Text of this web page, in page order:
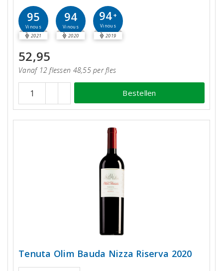
95
Vinous
2021
94
Vinous
2020
94+
Vinous
2019
52,95
Vanaf 12 flessen 48,55 per fles
Bestellen
Tenuta Olim Bauda Nizza Riserva 2020